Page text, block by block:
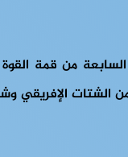
الإفريقي